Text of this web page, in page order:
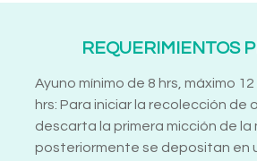
REQUERIMIENTOS
Ayuno mínimo de 8 hrs, máximo
hrs: Para iniciar la recolección de
descarta la primera micción de la
posteriormente se depositan en